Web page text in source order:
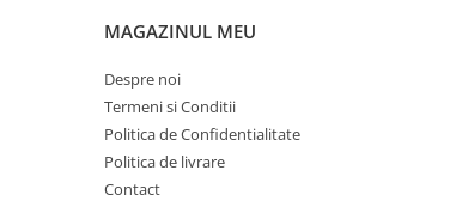
Grilaje portbagaj auto
Huse scaune auto
Instalatii electrice
Instalatii simple
MAGAZINUL MEU
Despre noi
Termeni si Conditii
Politica de Confidentialitate
Politica de livrare
Contact